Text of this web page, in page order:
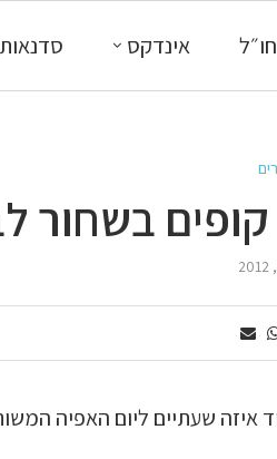
חו״ל אינדקס סדנאות
בשחור
איזה שעתיים ליום האפיה